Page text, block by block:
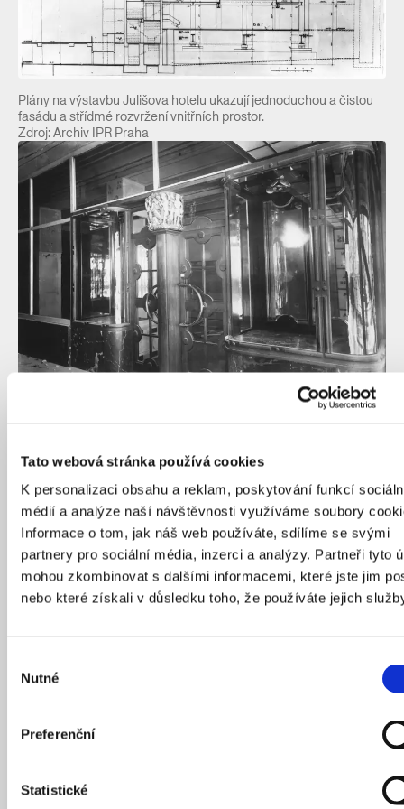
Tato webová stránka používá cookies
K personalizaci obsahu a reklam, poskytování funkcí
médií a analýze naší návštěvnosti využíváme soubory
Informace o tom, jak náš web používáte, sdílíme se svými
partnery pro sociální média, inzerci a analýzy. Partneři tyto
mohou zkombinovat s dalšími informacemi, které jste jim
nebo které získali v důsledku toho, že používáte jejich
souhlasu
Nutné
Preferenční
Statistické
Plány na výstavbu Julišova hotelu ukazují jednoduchou a čistou
fasádu a střídmé rozvržení vnitřních prostor.
Zdroj: Archiv IPR Praha
přistavěného kina.
Interiéry kavárny za Janákovou kubistickou fasádou vytvořil